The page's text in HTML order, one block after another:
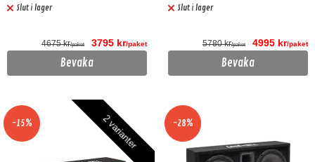
Slut i lager
4675 kr/paket 3795 kr/paket
Bevaka
Slut i lager
5780 kr/paket 4995 kr/paket
Bevaka
2 varianter
-15% -28%